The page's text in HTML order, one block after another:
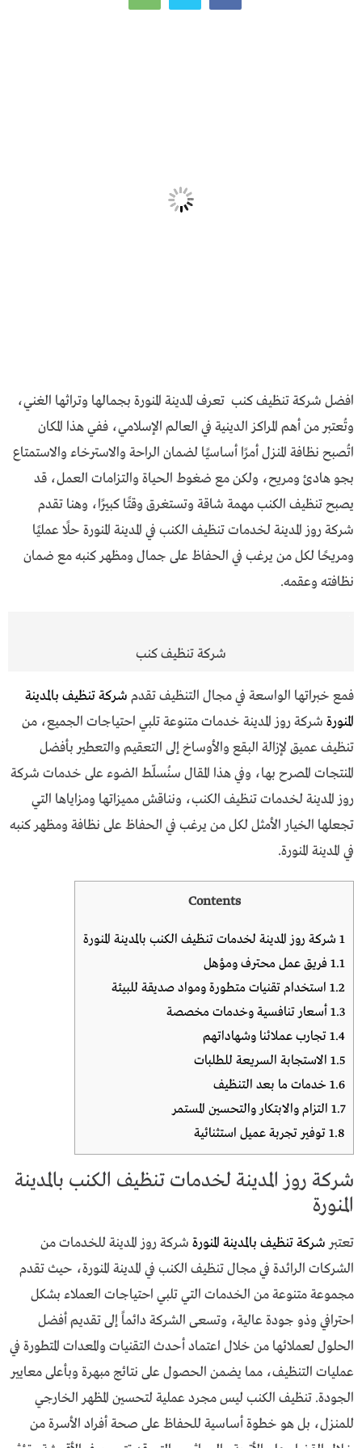
افضل شركة تنظيف كنب تعرف المدينة المنورة بجمالها وتراثها الغني،
وتُعتبر من أهم المراكز الدينية في العالم الإسلامي، ففي هذا المكان
اتُصبح نظافة المنزل أمرًا أساسيًا لضمان الراحة والاسترخاء والاستمتاع
بجو هادئ ومريح، ولكن مع ضغوط الحياة والتزامات العمل، قد
يصبح تنظيف الكنب مهمة شاقة وتستغرق وقتًا كبيرًا، وهنا تقدم
شركة روز المدينة لخدمات تنظيف الكنب في المدينة المنورة حلًا عمليًا
ومريحًا لكل من يرغب في الحفاظ على جمال ومظهر كنبه مع ضمان
نظافته وعقمه.
شركة تنظيف كنب
فمع خبراتها الواسعة في مجال التنظيف تقدم شركة تنظيف بالمدينة
المنورة شركة روز المدينة خدمات متنوعة تلبي احتياجات الجميع، من
تنظيف عميق لإزالة البقع والأوساخ إلى التعقيم والتعطير بأفضل
المنتجات المصرح بها، وفي هذا المقال سنُسلّط الضوء على خدمات شركة
روز المدينة لخدمات تنظيف الكنب، ونناقش مميزاتها ومزاياها التي
تجعلها الخيار الأمثل لكل من يرغب في الحفاظ على نظافة ومظهر كنبه
في المدينة المنورة.
Contents
1 شركة روز المدينة لخدمات تنظيف الكنب بالمدينة المنورة
1.1فريق عمل محترف ومؤهل
1.2 استخدام تقنيات متطورة ومواد صديقة للبيئة
1.3 أسعار تنافسية وخدمات مخصصة
1.4تجارب عملائنا وشهاداتهم
1.5 الاستجابة السريعة للطلبات
1.6 خدمات ما بعد التنظيف
1.7 التزام والابتكار والتحسين المستمر
1.8توفير تجربة عميل استثنائية
شركة روز المدينة لخدمات تنظيف الكنب بالمدينة
المنورة
تعتبر شركة تنظيف بالمدينة المنورة شركة روز المدينة للخدمات من
الشركات الرائدة في مجال تنظيف الكنب في المدينة المنورة، حيث تقدم
مجموعة متنوعة من الخدمات التي تلبي احتياجات العملاء بشكل
احترافي وذو جودة عالية، وتسعى الشركة دائماً إلى تقديم أفضل
الحلول لعملائها من خلال اعتماد أحدث التقنيات والمعدات المتطورة في
عمليات التنظيف، مما يضمن الحصول على نتائج مبهرة وبأعلى معايير
الجودة. تنظيف الكنب ليس مجرد عملية لتحسين المظهر الخارجي
للمنزل، بل هو خطوة أساسية للحفاظ على صحة أفراد الأسرة من